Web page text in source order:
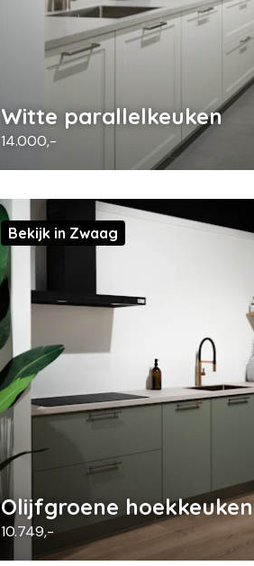
Witte parallelkeuken
14.000,-
Olijfgroene hoekkeuken
10.749,-
Bekijk in Zwaag